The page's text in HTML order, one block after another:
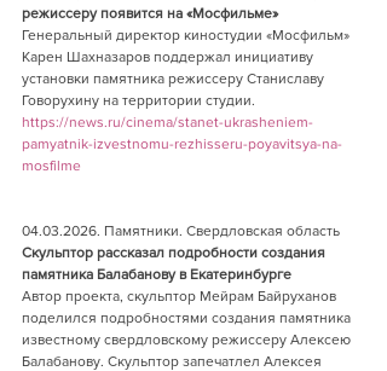
режиссеру появится на «Мосфильме»
Генеральный директор киностудии «Мосфильм»
Карен Шахназаров поддержал инициативу
установки памятника режиссеру Станиславу
Говорухину на территории студии.
https://news.ru/cinema/stanet-ukrasheniem-
pamyatnik-izvestnomu-rezhisseru-poyavitsya-na-
mosfilme
04.03.2026. Памятники. Свердловская область
Скульптор рассказал подробности создания
памятника Балабанову в Екатеринбурге
Автор проекта, скульптор Мейрам Байруханов
поделился подробностями создания памятника
известному свердловскому режиссеру Алексею
Балабанову. Скульптор запечатлел Алексея